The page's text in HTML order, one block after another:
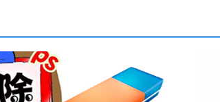
ID，随时加入会议，功能多样。